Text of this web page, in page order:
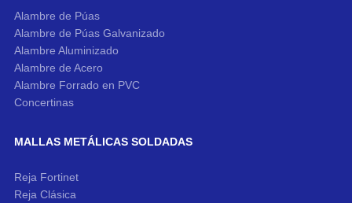
Alambre de Púas
Alambre de Púas Galvanizado
Alambre Aluminizado
Alambre de Acero
Alambre Forrado en PVC
Concertinas
MALLAS METÁLICAS SOLDADAS
Reja Fortinet
Reja Clásica